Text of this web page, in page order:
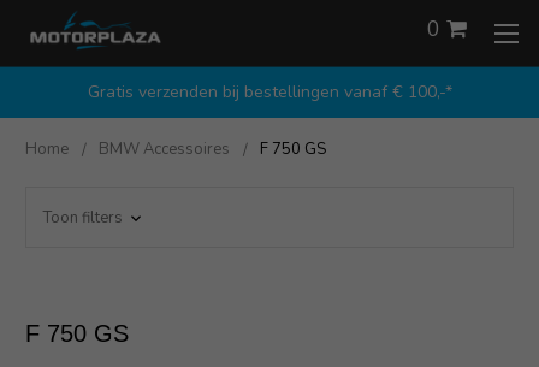
Gratis verzenden bij bestellingen vanaf € 100,-*
0
Home BMW Accessoires F 750 GS
Toon filters
F 750 GS